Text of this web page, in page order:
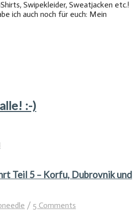
Swipekleider, Sweatjacken etc.!
ich auch noch für euch: Mein
:-)
Teil 5 – Korfu, Dubrovnik und
/ 5 Comments